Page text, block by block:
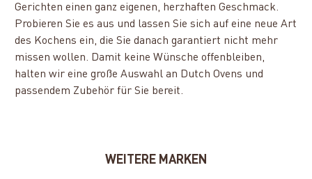
Gerichten einen ganz eigenen, herzhaften Geschmack.
Probieren Sie es aus und lassen Sie sich auf eine neue Art
des Kochens ein, die Sie danach garantiert nicht mehr
missen wollen. Damit keine Wünsche offenbleiben,
halten wir eine große Auswahl an Dutch Ovens und
passendem Zubehör für Sie bereit.
WEITERE MARKEN